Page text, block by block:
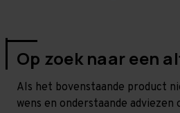
Op zoek naar een
Als het bovenstaande product
wens en onderstaande